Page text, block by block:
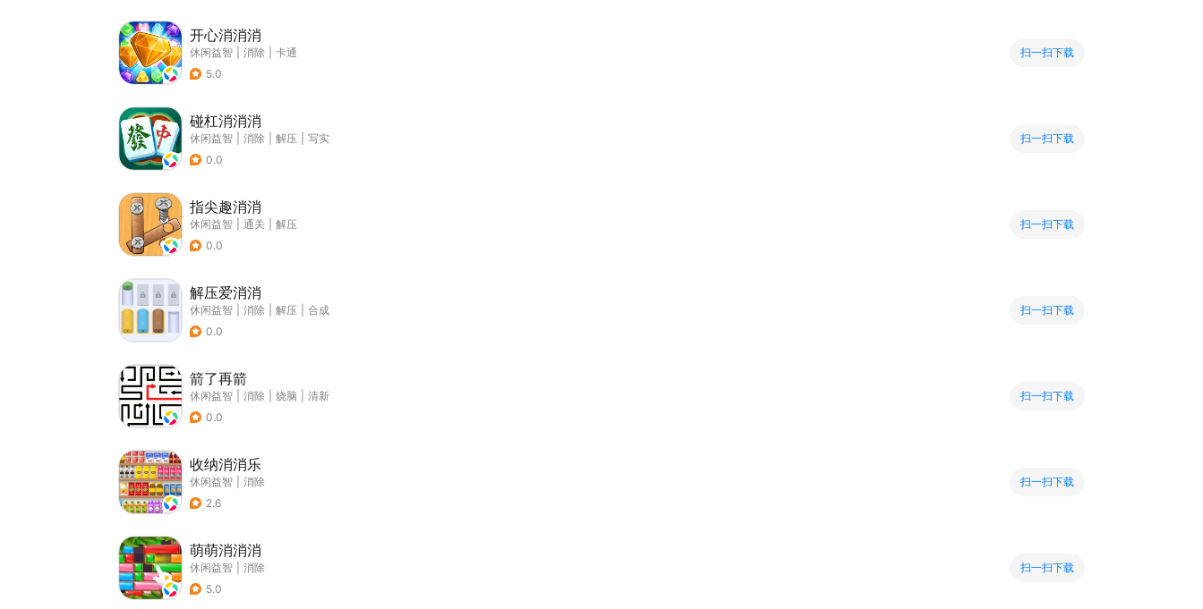
开心消消消
休闲益智 消除
卡通
5.0
扫一扫下载
碰杠消消消
休闲益智 消除 解压
写实
0.0
扫一扫下载
指尖趣消消
休闲益智 通关
解压
0.0
扫一扫下载
解压爱消消
休闲益智 消除 解压
合成
0.0
扫一扫下载
箭了再箭
休闲益智 消除 烧脑
清新
0.0
扫一扫下载
收纳消消乐
休闲益智
消除
2.6
扫一扫下载
萌萌消消消
休闲益智
消除
5.0
扫一扫下载